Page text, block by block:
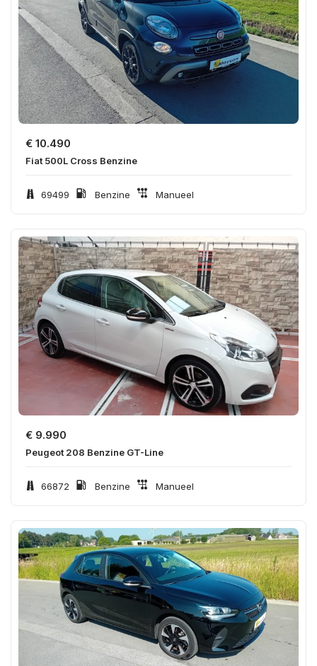
€ 10.490
Fiat 500L Cross Benzine
69499 Benzine Manueel
€ 9.990
Peugeot 208 Benzine GT-Line
66872 Benzine Manueel